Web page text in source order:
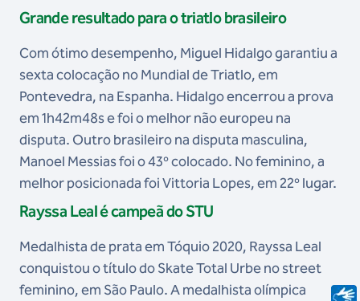
Grande resultado para o triatlo brasileiro
Com ótimo desempenho, Miguel Hidalgo garantiu a
sexta colocação no Mundial de Triatlo, em
Pontevedra, na Espanha. Hidalgo encerrou a prova
em 1h42m48s e foi o melhor não europeu na
disputa. Outro brasileiro na disputa masculina,
Manoel Messias foi o 43º colocado. No feminino, a
melhor posicionada foi Vittoria Lopes, em 22º lugar.
Rayssa Leal é campeã do STU
Medalhista de prata em Tóquio 2020, Rayssa Leal
conquistou o título do Skate Total Urbe no street
feminino, em São Paulo. A medalhista olímpica